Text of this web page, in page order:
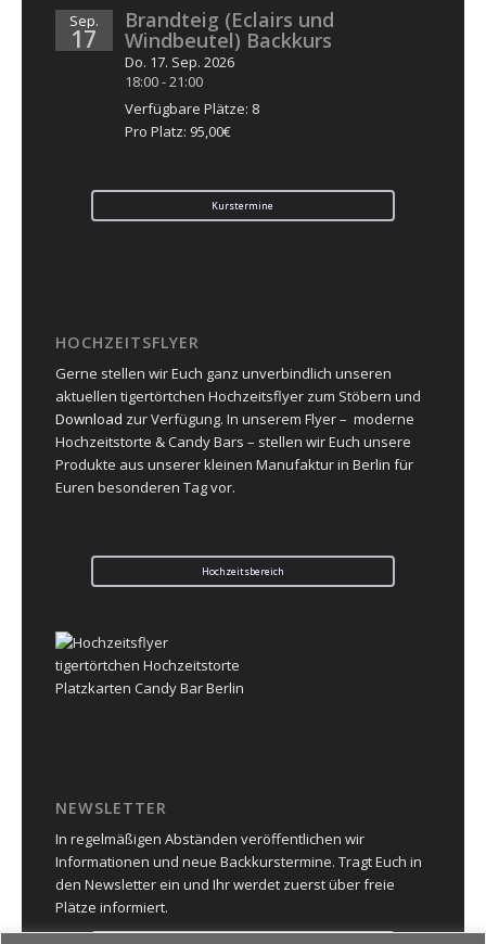
Sep.
17
Brandteig (Eclairs und
Windbeutel) Backkurs
Do. 17. Sep. 2026
18:00-21:00
Verfügbare Plätze: 8
Pro Platz: 95,00€
Kurstermine
HOCHZEITSFLYER
Gerne stellen wir Euch ganz unverbindlich unseren
aktuellen tigertörtchen Hochzeitsflyer zum Stöbern und
Download zur Verfügung. In unserem Flyer – moderne
Hochzeitstorte & Candy Bars – stellen wir Euch unsere
Produkte aus unserer kleinen Manufaktur in Berlin für
Euren besonderen Tag vor.
Hochzeitsbereich
NEWSLETTER
In regelmäßigen Abständen veröffentlichen wir
Informationen und neue Backkurstermine. Tragt Euch in
den Newsletter ein und Ihr werdet zuerst über freie
Plätze informiert.